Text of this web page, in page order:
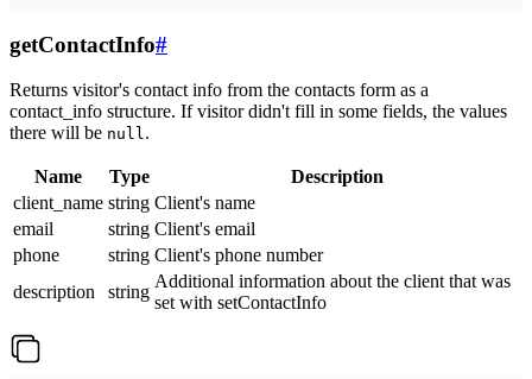
getContactInfo#
Returns visitor's contact info from the contacts form as a
contact_info structure. If visitor didn't fill in some fields, the values
there will be null.
Name Type
Description
client_name string Client's name
email
string Client's email
phone
string Client's phone number
description
string
Additional information about the client that was
set with setContactInfo